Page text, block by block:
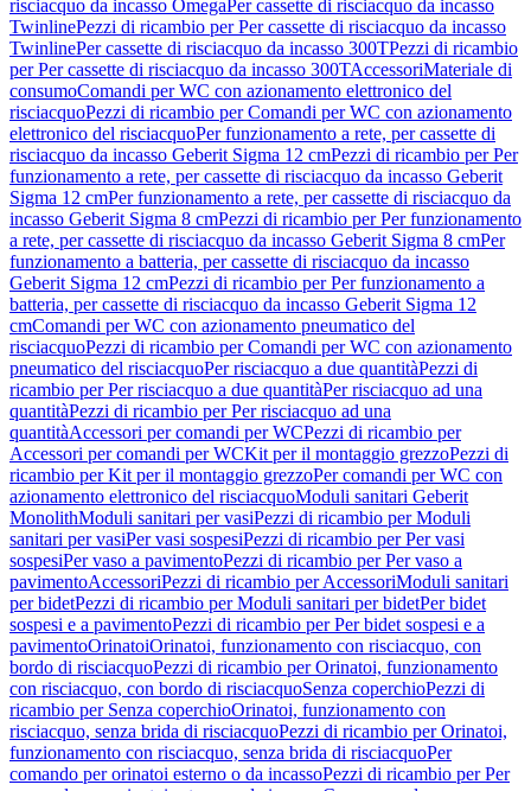
risciacquo da incasso OmegaPer cassette di risciacquo da incasso
TwinlinePezzi di ricambio per Per cassette di risciacquo da incasso
TwinlinePer cassette di risciacquo da incasso 300TPezzi di ricambio
per Per cassette di risciacquo da incasso 300TAccessoriMateriale di
consumoComandi per WC con azionamento elettronico del
risciacquoPezzi di ricambio per Comandi per WC con azionamento
elettronico del risciacquoPer funzionamento a rete, per cassette di
risciacquo da incasso Geberit Sigma 12 cmPezzi di ricambio per Per
funzionamento a rete, per cassette di risciacquo da incasso Geberit
Sigma 12 cmPer funzionamento a rete, per cassette di risciacquo da
incasso Geberit Sigma 8 cmPezzi di ricambio per Per funzionamento
a rete, per cassette di risciacquo da incasso Geberit Sigma 8 cmPer
funzionamento a batteria, per cassette di risciacquo da incasso
Geberit Sigma 12 cmPezzi di ricambio per Per funzionamento a
batteria, per cassette di risciacquo da incasso Geberit Sigma 12
cmComandi per WC con azionamento pneumatico del
risciacquoPezzi di ricambio per Comandi per WC con azionamento
pneumatico del risciacquoPer risciacquo a due quantitàPezzi di
ricambio per Per risciacquo a due quantitàPer risciacquo ad una
quantitàPezzi di ricambio per Per risciacquo ad una
quantitàAccessori per comandi per WCPezzi di ricambio per
Accessori per comandi per WCKit per il montaggio grezzoPezzi di
ricambio per Kit per il montaggio grezzoPer comandi per WC con
azionamento elettronico del risciacquoModuli sanitari Geberit
MonolithModuli sanitari per vasiPezzi di ricambio per Moduli
sanitari per vasiPer vasi sospesiPezzi di ricambio per Per vasi
sospesiPer vaso a pavimentoPezzi di ricambio per Per vaso a
pavimentoAccessoriPezzi di ricambio per AccessoriModuli sanitari
per bidetPezzi di ricambio per Moduli sanitari per bidetPer bidet
sospesi e a pavimentoPezzi di ricambio per Per bidet sospesi e a
pavimentoOrinatoiOrinatoi, funzionamento con risciacquo, con
bordo di risciacquoPezzi di ricambio per Orinatoi, funzionamento
con risciacquo, con bordo di risciacquoSenza coperchioPezzi di
ricambio per Senza coperchioOrinatoi, funzionamento con
risciacquo, senza brida di risciacquoPezzi di ricambio per Orinatoi,
funzionamento con risciacquo, senza brida di risciacquoPer
comando per orinatoi esterno o da incassoPezzi di ricambio per Per